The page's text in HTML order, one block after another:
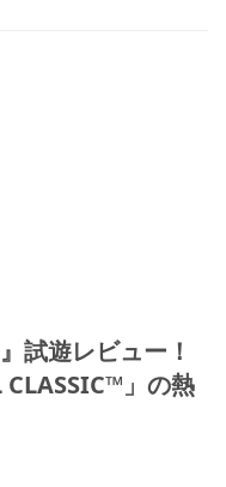
試遊レビュー！
CLASSIC™」の熱